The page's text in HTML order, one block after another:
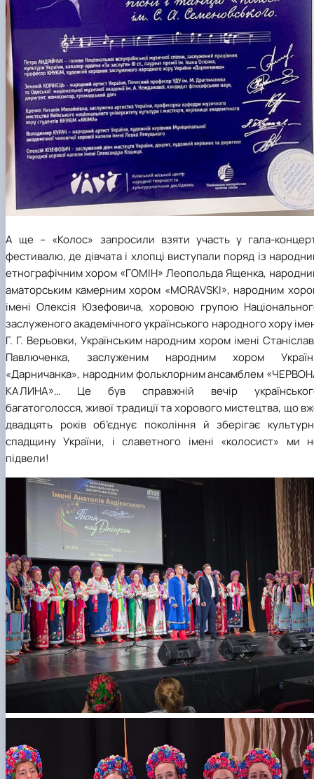
А ще – «Колос» запросили взяти участь у гала-
фестивалю, де дівчата і хлопці виступали поряд із
етнографічним хором «ГОМІН» Леопольда Ященка,
аматорським камерним хором «MORAVSKI», народним
імені Олексія Юзефовича, хоровою групою
заслуженого академічного українського народного хору
Г. Г. Верьовки, Українським народним хором імені
Павлюченка, заслуженим народним хором
«Дарничанка», народним фольклорним ансамблем
КАЛИНА»… Це був справжній вечір
багатоголосся, живої традиції та хорового мистецтва, що
двадцять років об’єднує покоління й зберігає
спадщину України, і славетного імені «колосист» ми
підвели!